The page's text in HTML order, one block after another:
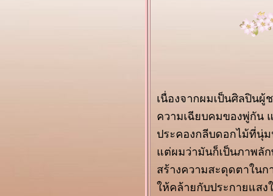
เนื่องจากผมเป็นศิลปินผู้
ความเฉียบคมของพู่กัน
ประคองกลีบดอกไม้ที่นุ่
ต่ผมว่ามันก็เป็นภาพลัก
สร้างความสะดุดตาใน
ห้คล้ายกับประกายแสง